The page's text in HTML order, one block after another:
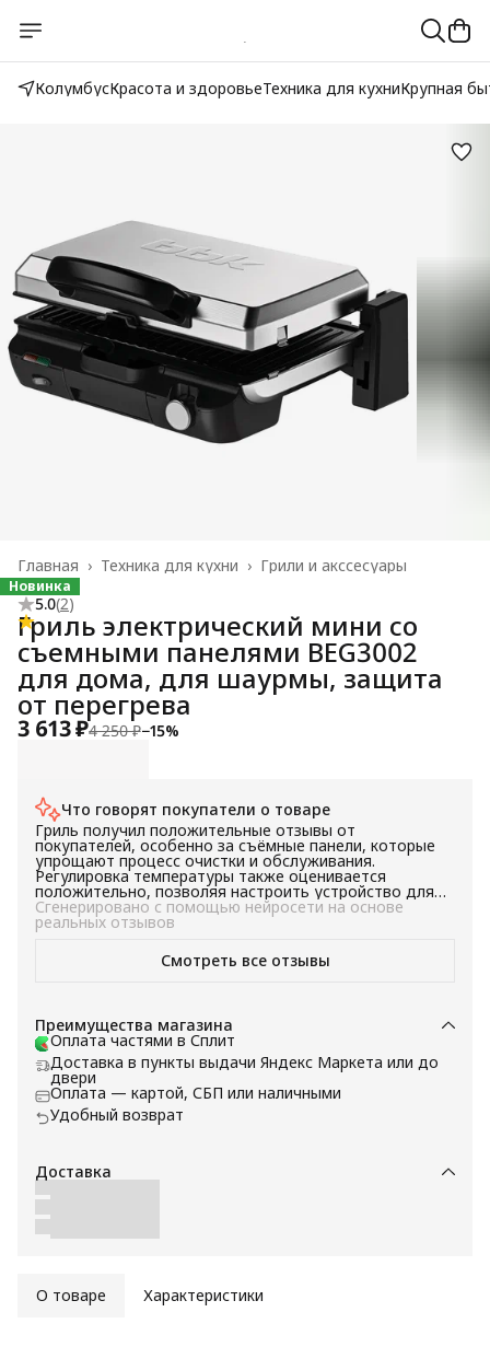
КолумбусКрасота и здоровьеТехника для кухниКрупная
Грили и акссесуары
Техника для кухни ›
Главная ›
Новинка
5.0(2)
Гриль электрический мини со
съемными панелями BEG3002
для дома, для шаурмы, защита
от перегрева
3 613 ₽4 250 ₽−15%
Что говорят покупатели о товаре
Гриль получил положительные отзывы от
покупателей, особенно за съёмные панели, которые
упрощают процесс очистки и обслуживания.
Регулировка температуры также оценивается
положительно, позволяя настроить устройство для
различных типов продуктов. В целом, гриль
оценивается как надёжный и функциональный прибор,
подходящий для приготовления различных блюд.
Сгенерировано с помощью нейросети на основе
реальных отзывов
Смотреть все отзывы
Преимущества магазина
Оплата частями в Сплит
Доставка в пункты выдачи Яндекс Маркета или до
двери
Оплата — картой, СБП или наличными
Удобный возврат
Доставка
О товаре Характеристики